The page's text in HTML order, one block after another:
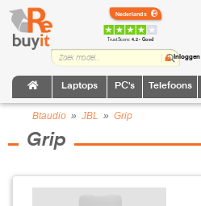
TrustScore:4.2 • Goed
Laptops PC's Telefoons
Inloggen
Btaudio » JBL » Grip
Grip